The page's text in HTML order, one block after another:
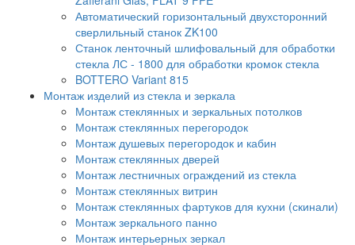
Автоматический горизонтальный двухсторонний
сверлильный станок ZK100
Станок ленточный шлифовальный для обработки
стекла ЛС - 1800 для обработки кромок стекла
BOTTERO Variant 815
Монтаж изделий из стекла и зеркала
Монтаж стеклянных и зеркальных потолков
Монтаж стеклянных перегородок
Монтаж душевых перегородок и кабин
Монтаж стеклянных дверей
Монтаж лестничных ограждений из стекла
Монтаж стеклянных витрин
Монтаж стеклянных фартуков для кухни (скинали)
Монтаж зеркального панно
Монтаж интерьерных зеркал